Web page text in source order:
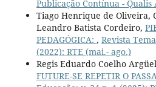
Publicação Contínua - Qualis
Tiago Henrique de Oliveira,
Leandro Batista Cordeiro,
PEDAGÓGICA: , Revista
(2022): RTE (mai.- ago.)
Regis Eduardo Coelho
FUTURE-SE REPETIR O